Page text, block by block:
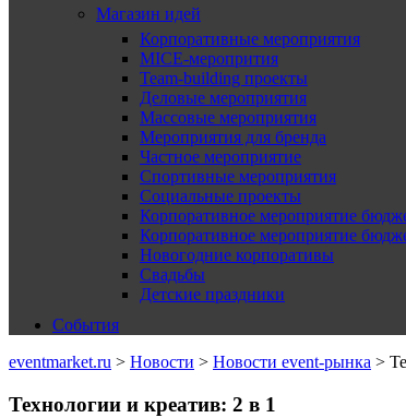
Магазин идей
Корпоративные мероприятия
MICE-меропрития
Team-building проекты
Деловые мероприятия
Массовые мероприятия
Мероприятия для бренда
Частное мероприятие
Спортивные мероприятия
Социальные проекты
Корпоративное мероприятие
Корпоративное мероприятие
Новогодние корпоративы
Свадьбы
Детские праздники
События
eventmarket.ru > Новости > Новости event-рынка >
Технологии и креатив: 2 в 1